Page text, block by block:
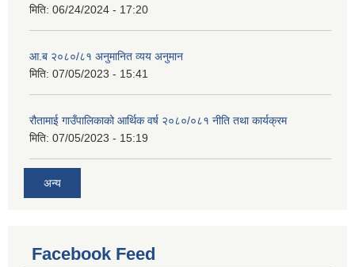
मिति: 06/24/2024 - 17:20
आ.ब २०८०/८१ अनुमानित व्यय अनुमान
मिति: 07/05/2023 - 15:41
रौतामाई गाउँपालिकाको आर्थिक वर्ष २०८०/०८१ नीति तथा कार्यक्रम
मिति: 07/05/2023 - 15:19
अन्य
Facebook Feed